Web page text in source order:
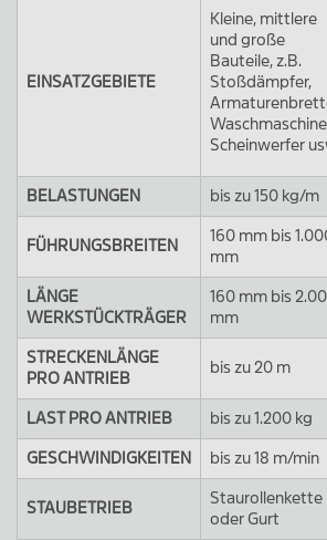
EINSATZGEBIETE
Kleine, mittlere
und große
Bauteile, z.B.
Stoßdämpfer,
Scheinwerfer
BELASTUNGEN bis zu 150 kg/m
FÜHRUNGSBREITEN
160 mm bis
mm
LÄNGE
WERKSTÜCKTRÄGER
160 mm bis
mm
STRECKENLÄNGE
PRO ANTRIEB
bis zu 20 m
LAST PRO ANTRIEB bis zu 1.200 kg
GESCHWINDIGKEITEN bis zu 18 m/min
STAUBETRIEB
Staurollenkette
oder Gurt